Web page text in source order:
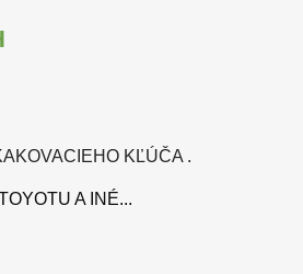
KĽÚČA .
A INÉ...